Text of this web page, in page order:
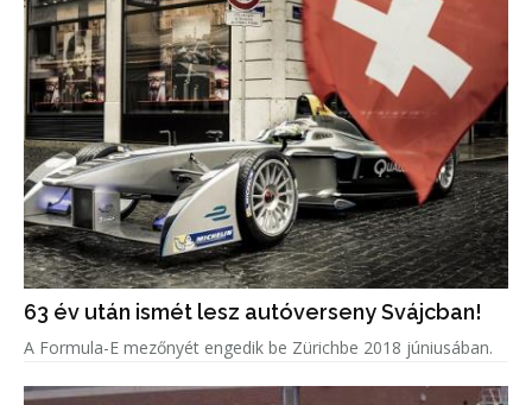
63 év után ismét lesz autóverseny Svájcban!
A Formula-E mezőnyét engedik be Zürichbe 2018 júniusában.